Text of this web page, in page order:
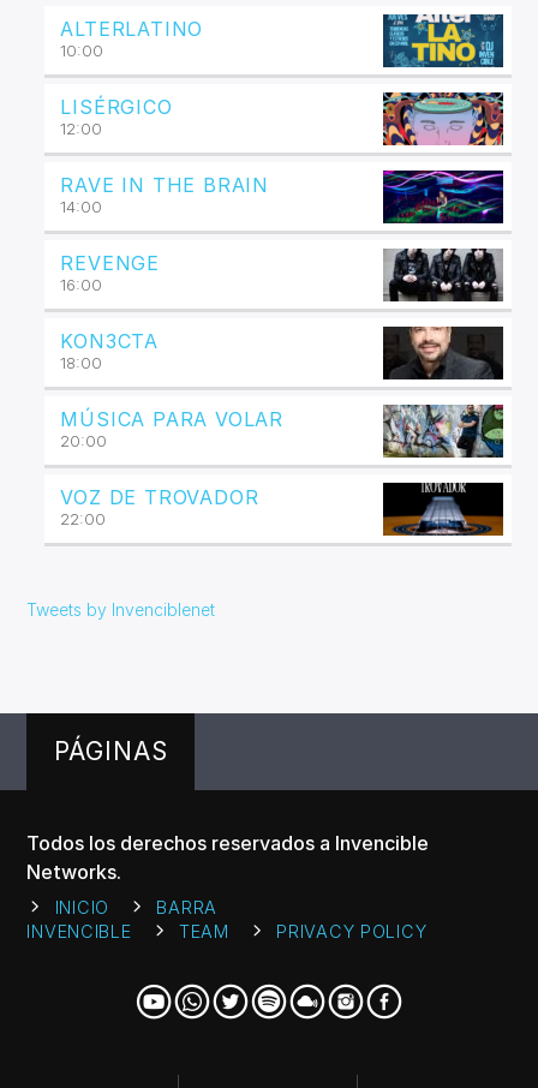
ALTERLATINO
10:00
LISÉRGICO
12:00
RAVE IN THE BRAIN
14:00
REVENGE
16:00
KON3CTA
18:00
MÚSICA PARA VOLAR
20:00
VOZ DE TROVADOR
22:00
Tweets by Invenciblenet
PÁGINAS
Todos los derechos reservados a Invencible
Networks.
INICIO
BARRA
INVENCIBLE
TEAM PRIVACY POLICY